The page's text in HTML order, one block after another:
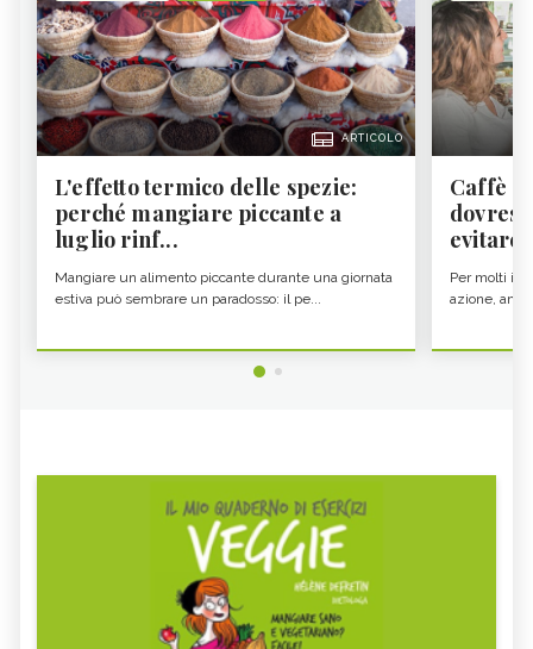
ARTICOLO
L'effetto termico delle spezie:
perché mangiare piccante a
luglio rinf...
Mangiare un alimento piccante durante una giornata
estiva può sembrare un paradosso: il pe...
Caffè
evitare
Per molti il
azione,